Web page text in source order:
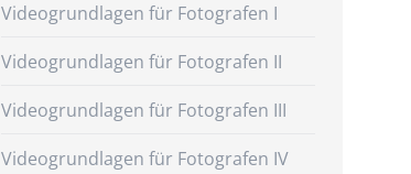
Videogrundlagen für Fotografen I
Videogrundlagen für Fotografen II
Videogrundlagen für Fotografen III
Videogrundlagen für Fotografen IV